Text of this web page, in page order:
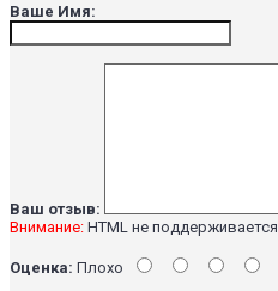
Ваше Имя:
Ваш отзыв:
Внимание: HTML не
Оценка: Плохо